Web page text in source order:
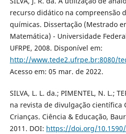
recurso didático na compreensão
químicas. Dissertação (Mestrado
Matemática) - Universidade
UFRPE, 2008. Disponível em:
http://www.tede2.ufrpe.br:8080/
Acesso em: 05 mar. de 2022.
SILVA, L. L. da.; PIMENTEL, N. L.;
na revista de divulgação científica
Crianças. Ciência & Educação,
2011. DOI: https://doi.org/10.1590/